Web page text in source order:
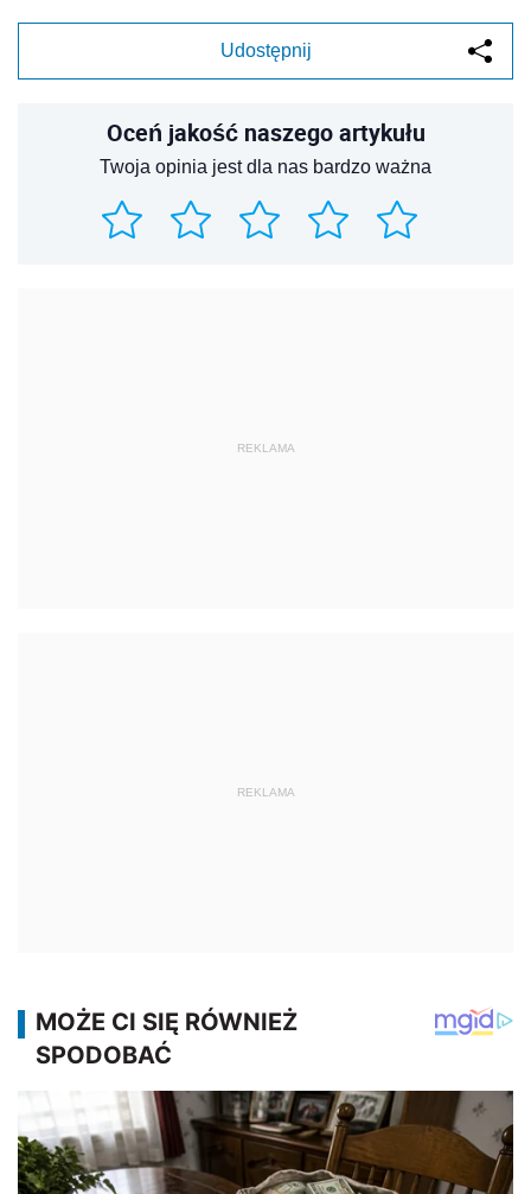
Udostępnij
Oceń jakość naszego artykułu
Twoja opinia jest dla nas bardzo ważna
REKLAMA
REKLAMA